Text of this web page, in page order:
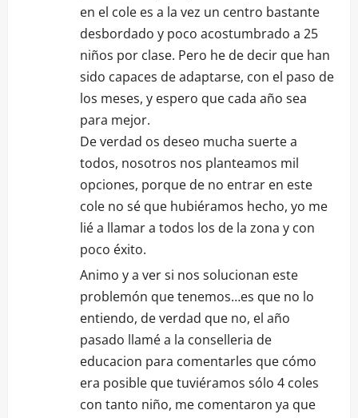
en el cole es a la vez un centro bastante
desbordado y poco acostumbrado a 25
niños por clase. Pero he de decir que han
sido capaces de adaptarse, con el paso de
los meses, y espero que cada año sea
para mejor.
De verdad os deseo mucha suerte a
todos, nosotros nos planteamos mil
opciones, porque de no entrar en este
cole no sé que hubiéramos hecho, yo me
lié a llamar a todos los de la zona y con
poco éxito.
Animo y a ver si nos solucionan este
problemón que tenemos…es que no lo
entiendo, de verdad que no, el año
pasado llamé a la conselleria de
educacion para comentarles que cómo
era posible que tuviéramos sólo 4 coles
con tanto niño, me comentaron ya que